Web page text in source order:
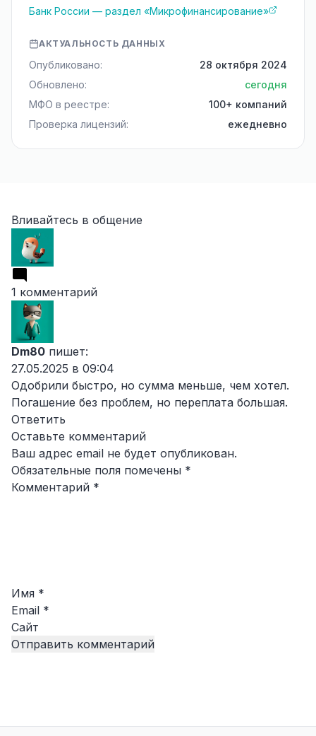
Банк России — раздел «Микрофинансирование»
АКТУАЛЬНОСТЬ ДАННЫХ
Опубликовано:
28 октября 2024
Обновлено:
сегодня
МФО в реестре:
100+ компаний
Проверка лицензий:
ежедневно
Вливайтесь в общение
1 комментарий
Dm80 пишет:
27.05.2025 в 09:04
Одобрили быстро, но сумма меньше, чем хотел.
Погашение без проблем, но переплата большая.
Ответить
Оставьте комментарий
Ваш адрес email не будет опубликован.
Обязательные поля помечены *
Комментарий *
Имя *
Email *
Сайт